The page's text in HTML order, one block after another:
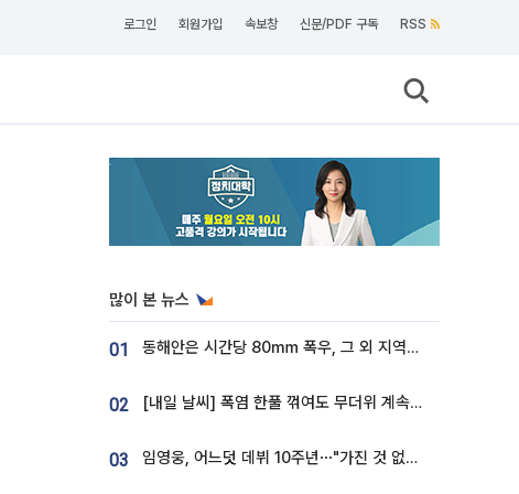
로그인 회원가입 속보창 신문/PDF 구독 RSS
많이 본 뉴스
01 동해안은 시간당 80㎜ 폭우, 그 외 지역은 폭염…‘극과 극 날씨’
02 [내일 날씨] 폭염 한풀 꺾여도 무더위 계속⋯동해안 이틀 연속 비
03 임영웅, 어느덧 데뷔 10주년⋯"가진 것 없던 시절, 내 앞엔 20명의 팬뿐"